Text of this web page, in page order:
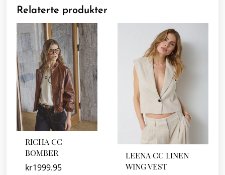
Relaterte produkter
RICHA CC
BOMBER
kr1999.95
LEENA CC LINEN
WING VEST